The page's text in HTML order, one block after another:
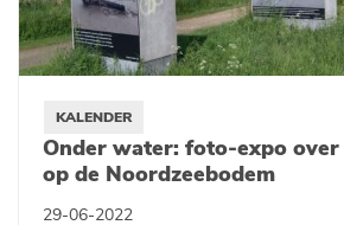
KALENDER
Onder water: foto-expo
op de Noordzeebodem
29-06-2022